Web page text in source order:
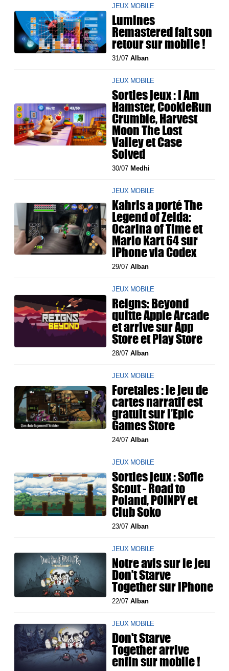
JEUX MOBILE
Lumines
Remastered fait son
retour sur mobile !
31/07Alban
JEUX MOBILE
Sorties jeux : I Am
Hamster, CookieRun
Crumble, Harvest
Moon The Lost
Valley et Case
Solved
30/07 Medhi
JEUX MOBILE
Kahris a porté The
Legend of Zelda:
Ocarina of Time et
Mario Kart 64 sur
iPhone via Codex
29/07Alban
JEUX MOBILE
Reigns: Beyond
quitte Apple Arcade
et arrive sur App
Store et Play Store
28/07Alban
JEUX MOBILE
Foretales : le jeu de
cartes narratif est
gratuit sur l’Epic
Games Store
24/07Alban
JEUX MOBILE
Sorties jeux : Sofie
Scout - Road to
Poland, POINPY et
Club Soko
23/07Alban
JEUX MOBILE
Notre avis sur le jeu
Don’t Starve
Together sur iPhone
22/07Alban
JEUX MOBILE
Don't Starve
Together arrive
enfin sur mobile !